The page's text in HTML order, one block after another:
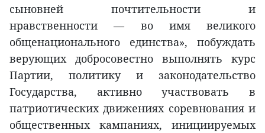
сыновней почтительности и
нравственности — во имя великого
общенационального единства», побуждать
верующих добросовестно выполнять курс
Партии, политику и законодательство
Государства, активно участвовать в
патриотических движениях соревнования и
общественных кампаниях, инициируемых